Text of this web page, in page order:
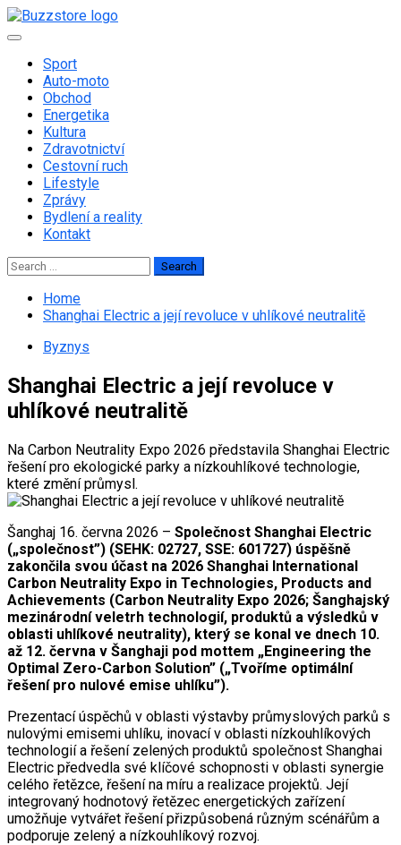
Skip
to
Primary
Sport
Auto-moto
Obchod
Energetika
Kultura
Zdravotnictví
Cestovní ruch
Lifestyle
Zprávy
Bydlení a reality
Kontakt
Search
for:
Home
Shanghai Electric a její revoluce v uhlíkové neutralitě
Byznys
Shanghai Electric a její revoluce v
uhlíkové neutralitě
Na Carbon Neutrality Expo 2026 představila Shanghai Electric
řešení pro ekologické parky a nízkouhlíkové technologie,
které změní průmysl.
Šanghaj 16. června 2026 – Společnost Shanghai Electric
(„společnost”) (SEHK: 02727, SSE: 601727) úspěšně
zakončila svou účast na 2026 Shanghai International
Carbon Neutrality Expo in Technologies, Products and
Achievements (Carbon Neutrality Expo 2026; Šanghajský
mezinárodní veletrh technologií, produktů a výsledků v
oblasti uhlíkové neutrality), který se konal ve dnech 10.
až 12. června v Šanghaji pod mottem „Engineering the
Optimal Zero-Carbon Solution” („Tvoříme optimální
řešení pro nulové emise uhlíku”).
Prezentací úspěchů v oblasti výstavby průmyslových parků s
nulovými emisemi uhlíku, inovací v oblasti nízkouhlíkových
technologií a řešení zelených produktů společnost Shanghai
Electric předvedla své klíčové schopnosti v oblasti synergie
celého řetězce, řešení na míru a realizace projektů. Její
integrovaný hodnotový řetězec energetických zařízení
umožňuje vytvářet řešení přizpůsobená různým scénářům a
podporuje zelený a nízkouhlíkový rozvoj.